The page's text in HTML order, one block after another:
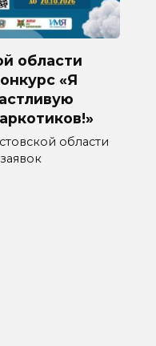
области
«Я
области